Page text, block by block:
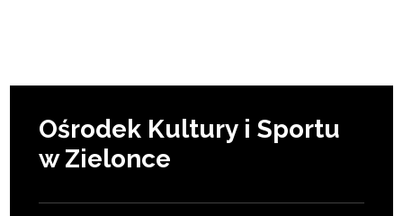
Ośrodek Kultury i Sportu
w Zielonce